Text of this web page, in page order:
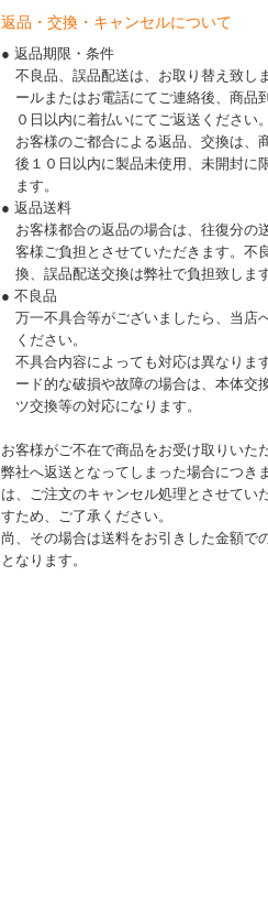
返品・交換・キャンセルについて
● 返品期限・条件
不良品、誤品配送は、お取り替え致し
ールまたはお電話にてご連絡後、商品
０日以内に着払いにてご返送ください。
お客様のご都合による返品、交換は、
後１０日以内に製品未使用、未開封に
ます。
● 返品送料
お客様都合の返品の場合は、往復分の
客様ご負担とさせていただきます。不
換、誤品配送交換は弊社で負担致します
● 不良品
万一不具合等がございましたら、当店
ください。
不具合内容によっても対応は異なりま
ード的な破損や故障の場合は、本体交
ツ交換等の対応になります。
お客様がご不在で商品をお受け取りいた
弊社へ返送となってしまった場合につき
は、ご注文のキャンセル処理とさせてい
すため、ご了承ください。
尚、その場合は送料をお引きした金額で
となります。